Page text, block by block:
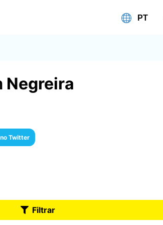
Negreira
Twitter
Filtrar